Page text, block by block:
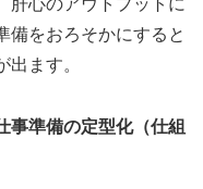
備をおろそかにすると
ます。
事準備の定型化（仕組